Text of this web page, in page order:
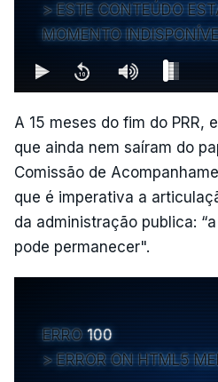
ESTE CONTEÚDO
MOMENTO
A 15 meses do fim do PRR,
que ainda nem saíram do
Comissão de
que é imperativa a
da administração publica:
pode permanecer".
ERRO 100
ERROR ON HTML5